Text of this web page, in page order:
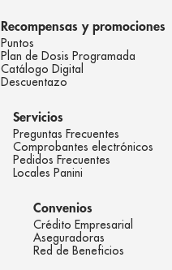
Recompensas y promociones
Puntos
Plan de Dosis Programada
Catálogo Digital
Descuentazo
Servicios
Preguntas Frecuentes
Comprobantes electrónicos
Pedidos Frecuentes
Locales Panini
Convenios
Crédito Empresarial
Aseguradoras
Red de Beneficios